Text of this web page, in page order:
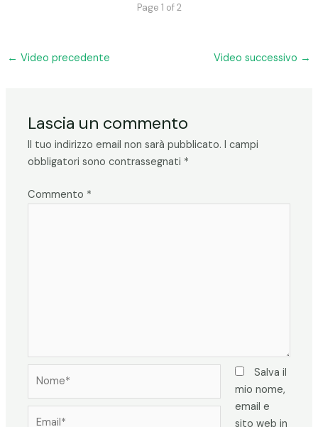
Page 1 of 2
← Video precedente Video successivo →
Lascia un commento
Il tuo indirizzo email non sarà pubblicato. I campi
obbligatori sono contrassegnati *
Commento *
Salva il
mio nome,
email e
sito web in